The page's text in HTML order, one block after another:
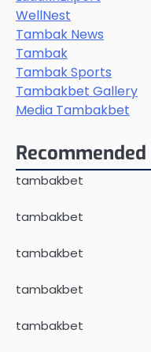
WellNest
Tambak News
Tambak
Tambak Sports
Tambakbet Gallery
Media Tambakbet
tambakbet
tambakbet
tambakbet
tambakbet
tambakbet